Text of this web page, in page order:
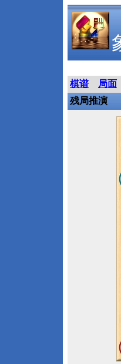
棋谱 局面
残局推演